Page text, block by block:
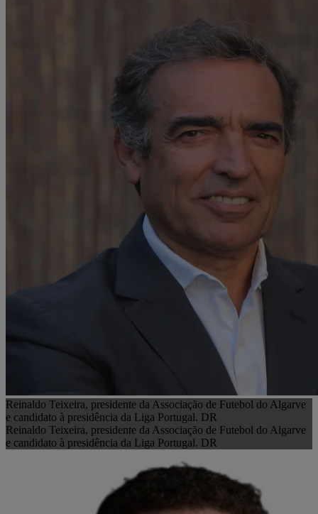
Reinaldo Teixeira, presidente da Associação de Futebol do Algarve
e candidato à presidência da Liga Portugal. DR
Reinaldo Teixeira, presidente da Associação de Futebol do Algarve
e candidato à presidência da Liga Portugal. DR